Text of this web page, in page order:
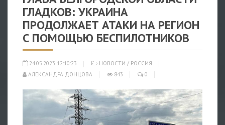
ГЛАДКОВ: УКРАИНА
ПРОДОЛЖАЕТ АТАКИ НА РЕГИОН
С ПОМОЩЬЮ БЕСПИЛОТНИКОВ
24.05.2023 12:10:23 НОВОСТИ / РОССИЯ
АЛЕКСАНДРА ДОНЦОВА
843 0